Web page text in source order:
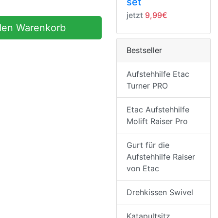
Warenkorb
jetzt 9,99€
Bestseller
Aufstehhilfe Etac
Turner PRO
Etac Aufstehhilfe
Molift Raiser Pro
Gurt für die
Aufstehhilfe Raiser
von Etac
Drehkissen Swivel
Katapultsitz